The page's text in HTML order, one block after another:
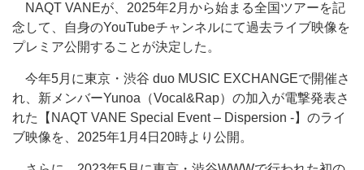
NAQT VANEが、2025年2月から始まる全国ツアーを記
念して、自身のYouTubeチャンネルにて過去ライブ映像を
プレミア公開することが決定した。
今年5月に東京・渋谷 duo MUSIC EXCHANGEで開催さ
れ、新メンバーYunoa（Vocal&Rap）の加入が電撃発表さ
れた【NAQT VANE Special Event – Dispersion -】のライ
ブ映像を、2025年1月4日20時より公開。